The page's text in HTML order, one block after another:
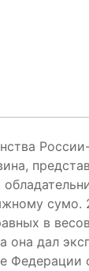
сумо.
в
она дал
Федерации